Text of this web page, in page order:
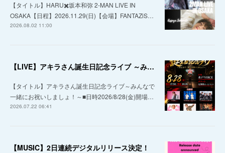
【タイトル】HARU✖️坂本和弥 2-MAN LIVE IN
OSAKA【日程】2026.11.29(日)【会場】FANTAZiS…
2026.08.02 11:00
【LIVE】アキラさん誕生日記念ライブ ～みんなで一緒にお祝いしましょ！～
【タイトル】アキラさん誕生日記念ライブ～みんなで
一緒にお祝いしましょ！～■日時2026/8/28(金)開場…
2026.07.22 06:41
【MUSIC】2日連続デジタルリリース決定！